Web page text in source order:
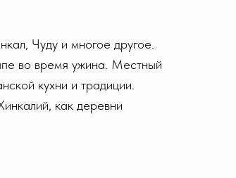
Чуду и многое другое.
во время ужина. Местный
кухни и традиции.
как деревни